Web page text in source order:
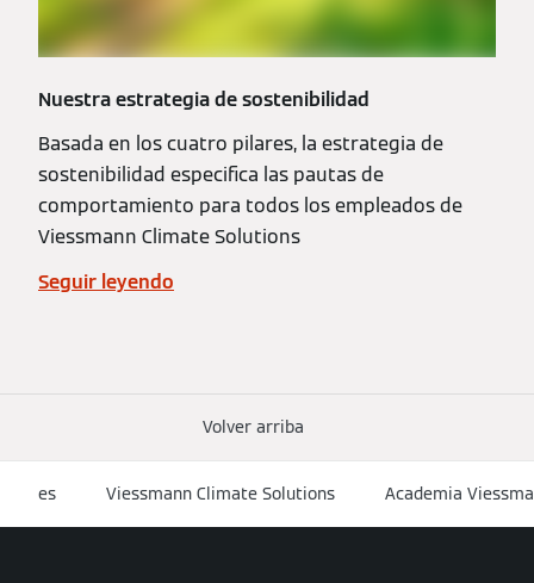
Nuestra estrategia de sostenibilidad
Basada en los cuatro pilares, la estrategia de
sostenibilidad especifica las pautas de
comportamiento para todos los empleados de
Viessmann Climate Solutions
Seguir leyendo
Volver arriba
es Viessmann Climate Solutions Academia